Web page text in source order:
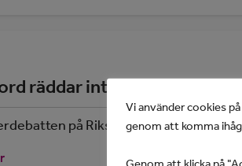
räddar inte assistansen
på Riksföreningen JAGs
Vi använder cookies
genom att komma
Genom att klicka på